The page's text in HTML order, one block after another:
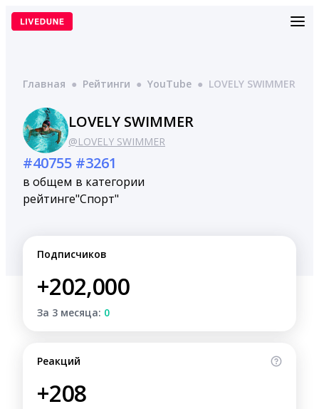
Перейти
Главная ● Рейтинги ● YouTube ● LOVELY SWIMMER
LOVELY SWIMMER
@LOVELY SWIMMER
#40755
в общем
рейтинге
#3261
в категории
"Спорт"
Подписчиков
+202,000
За 3 месяца: 0
Реакций
+208